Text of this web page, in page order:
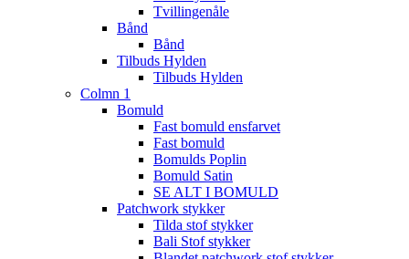
Tvillingenåle
Bånd
Bånd
Tilbuds Hylden
Tilbuds Hylden
Colmn 1
Bomuld
Fast bomuld ensfarvet
Fast bomuld
Bomulds Poplin
Bomuld Satin
SE ALT I BOMULD
Patchwork stykker
Tilda stof stykker
Bali Stof stykker